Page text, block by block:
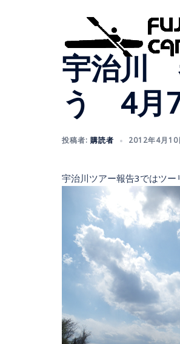
宇治川
う 4月7
投稿者: 購読者 2012年4月10
宇治川ツアー報告3ではツ